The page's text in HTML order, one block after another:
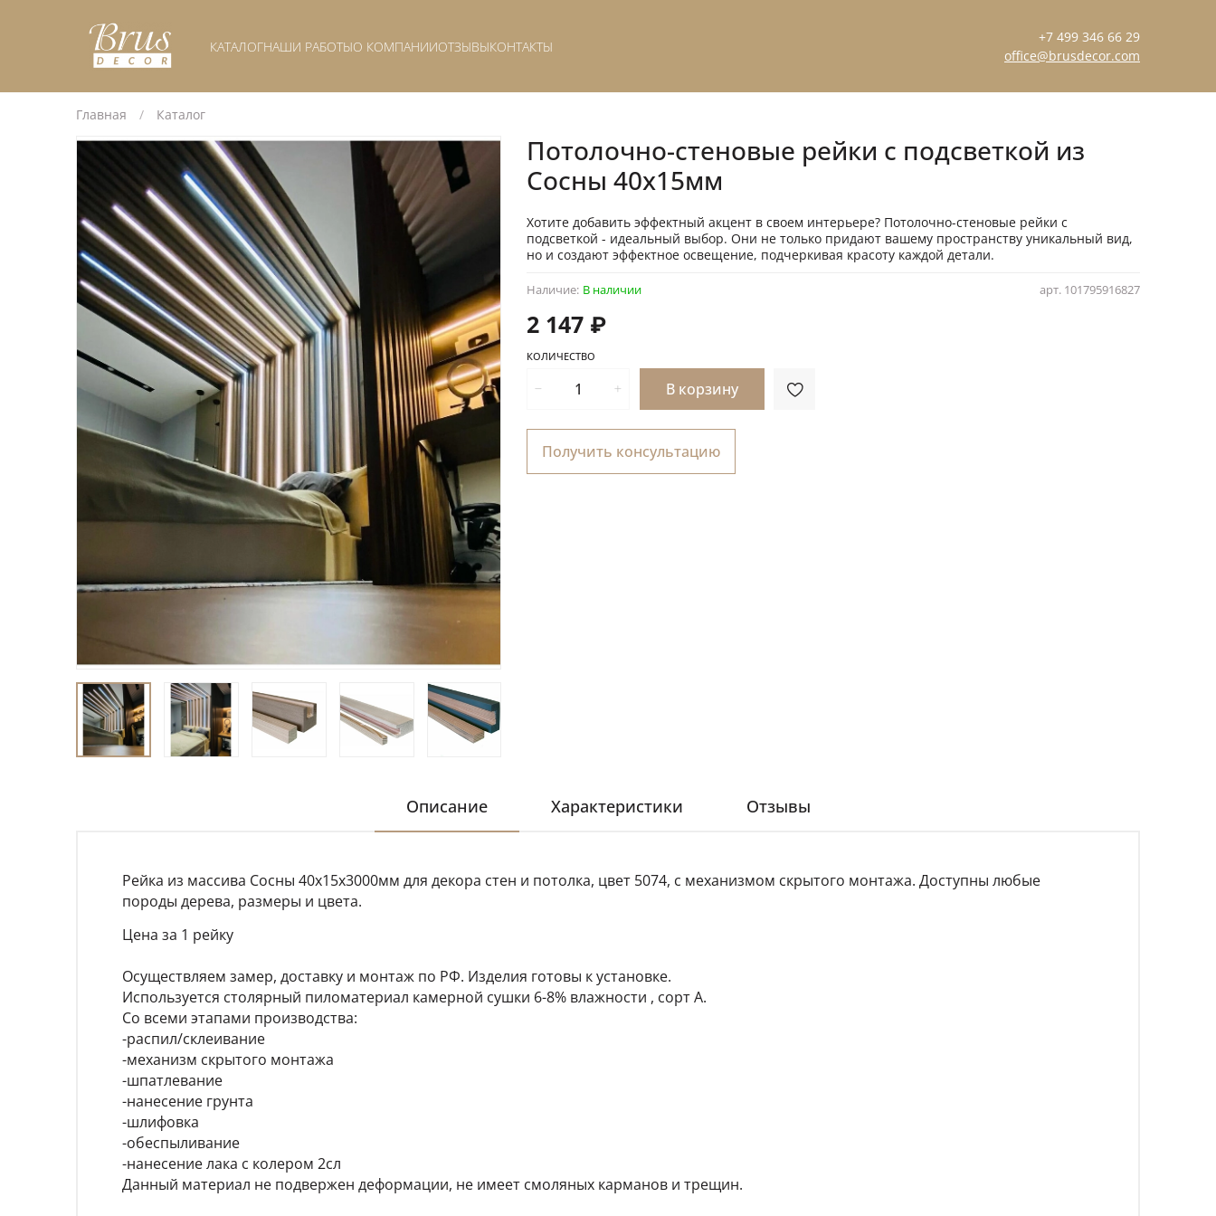
КАТАЛОГНАШИ РАБОТЫО КОМПАНИИОТЗЫВЫКОНТАКТЫ
+7 499 346 66 29
office@brusdecor.com
Главная Каталог
арт. 101795916827
Наличие: В наличии
Потолочно-стеновые рейки с подсветкой из
Сосны 40х15мм
2 147 ₽
КОЛИЧЕСТВО
В корзину
Получить консультацию
Хотите добавить эффектный акцент в своем интерьере? Потолочно-стеновые рейки с
подсветкой - идеальный выбор. Они не только придают вашему пространству уникальный вид,
но и создают эффектное освещение, подчеркивая красоту каждой детали.
Описание Характеристики Отзывы
Рейка из массива Сосны 40х15х3000мм для декора стен и потолка, цвет 5074, с механизмом скрытого монтажа. Доступны любые
породы дерева, размеры и цвета.
Цена за 1 рейку
Осуществляем замер, доставку и монтаж по РФ. Изделия готовы к установке.
Используется столярный пиломатериал камерной сушки 6-8% влажности , сорт A.
Со всеми этапами производства:
-распил/склеивание
-механизм скрытого монтажа
-шпатлевание
-нанесение грунта
-шлифовка
-обеспыливание
-нанесение лака с колером 2сл
Данный материал не подвержен деформации, не имеет смоляных карманов и трещин.